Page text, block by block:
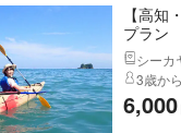
【高
プラン
シーカ
3歳から
6,000